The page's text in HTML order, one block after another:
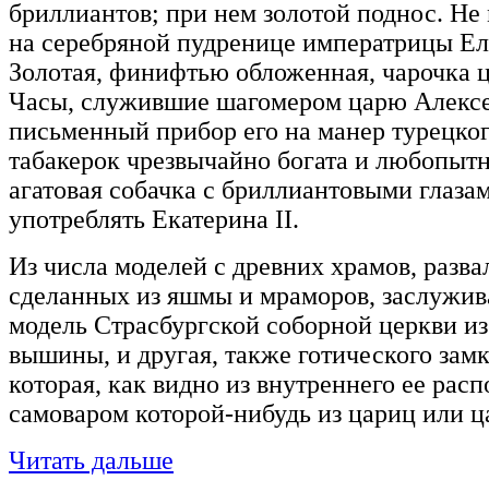
бриллиантов; при нем золотой поднос. Не
на серебряной пудренице императрицы
Золотая, финифтью обложенная, чарочка
Часы, служившие шагомером царю
письменный прибор его на манер
табакерок чрезвычайно богата и
агатовая собачка с бриллиантовыми
употреблять Екатерина II.
Из числа моделей с древних храмов,
сделанных из яшмы и мраморов,
модель Страсбургской соборной церкви
вышины, и другая, также готического
которая, как видно из внутреннего ее
самоваром которой-нибудь из цариц или
Читать дальше